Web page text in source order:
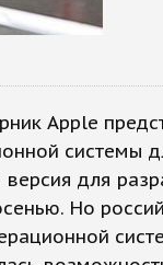
Apple
системы
версия для
Но